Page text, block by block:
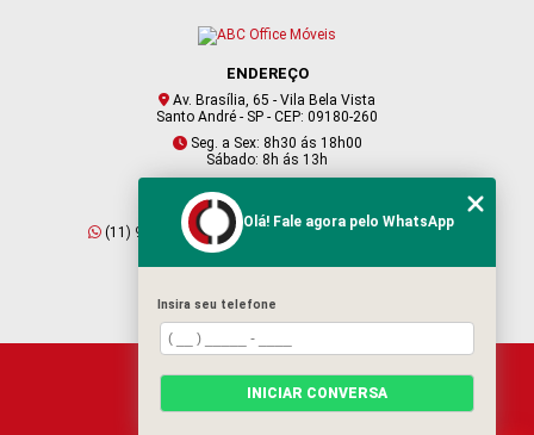
ENDEREÇO
Av. Brasília, 65 - Vila Bela Vista
Santo André - SP - CEP: 09180-260
Seg. a Sex: 8h30 ás 18h00
Sábado: 8h ás 13h
CONTATO
(11) 95409-2229
(11) 4901-6045
HOME
SOBRE NÓS
PRODUTOS
Olá! Fale agora pelo WhatsApp
Insira seu telefone
INICIAR CONVERSA